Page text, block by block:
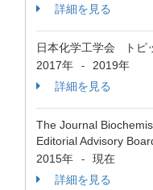
詳細を見る
日本化学工学会 トピ
2017年
-
2019年
詳細を見る
The Journal
Editorial Advisory
2015年
-
現在
詳細を見る